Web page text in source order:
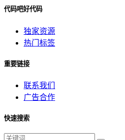
代码吧好代码
独家资源
热门标签
重要链接
联系我们
广告合作
快速搜索